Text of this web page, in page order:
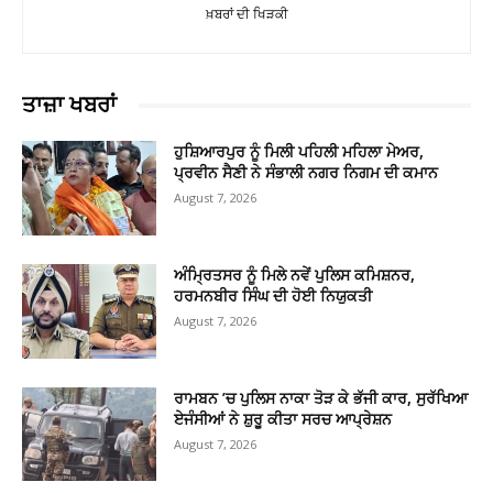
ਖ਼ਬਰਾਂ ਦੀ ਖਿੜਕੀ
ਤਾਜ਼ਾ ਖਬਰਾਂ
ਹੁਸ਼ਿਆਰਪੁਰ ਨੂੰ ਮਿਲੀ ਪਹਿਲੀ ਮਹਿਲਾ ਮੇਅਰ,
ਪ੍ਰਵੀਨ ਸੈਣੀ ਨੇ ਸੰਭਾਲੀ ਨਗਰ ਨਿਗਮ ਦੀ ਕਮਾਨ
August 7, 2026
ਅੰਮ੍ਰਿਤਸਰ ਨੂੰ ਮਿਲੇ ਨਵੇਂ ਪੁਲਿਸ ਕਮਿਸ਼ਨਰ,
ਹਰਮਨਬੀਰ ਸਿੰਘ ਦੀ ਹੋਈ ਨਿਯੁਕਤੀ
August 7, 2026
ਰਾਮਬਨ ’ਚ ਪੁਲਿਸ ਨਾਕਾ ਤੋੜ ਕੇ ਭੱਜੀ ਕਾਰ, ਸੁਰੱਖਿਆ
ਏਜੰਸੀਆਂ ਨੇ ਸ਼ੁਰੂ ਕੀਤਾ ਸਰਚ ਆਪ੍ਰੇਸ਼ਨ
August 7, 2026